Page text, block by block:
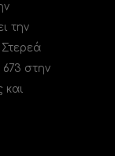
την
Στερεά
στην
και